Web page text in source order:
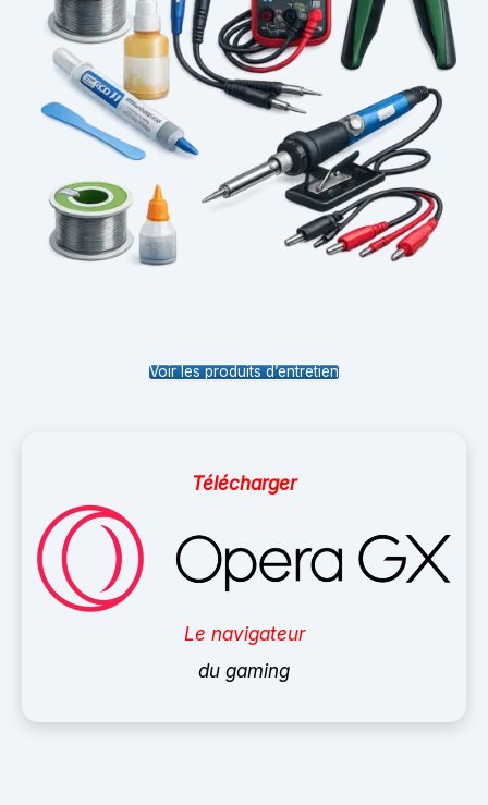
Voir les produits d’entretien
Télécharger
Le navigateur
du gaming